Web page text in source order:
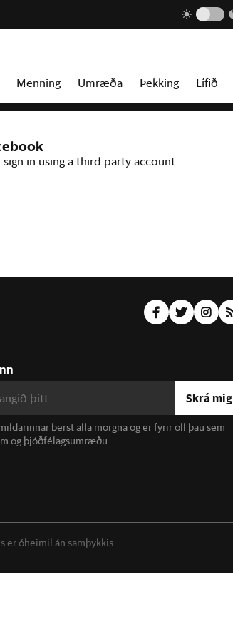
Menning Umræða Þekking Lífið
in using a third party account
Skrá mig
berst alla morgna og er fyrir öll þau sem
og þjóðfélagsumræðu.
óheimil án samþykkis.